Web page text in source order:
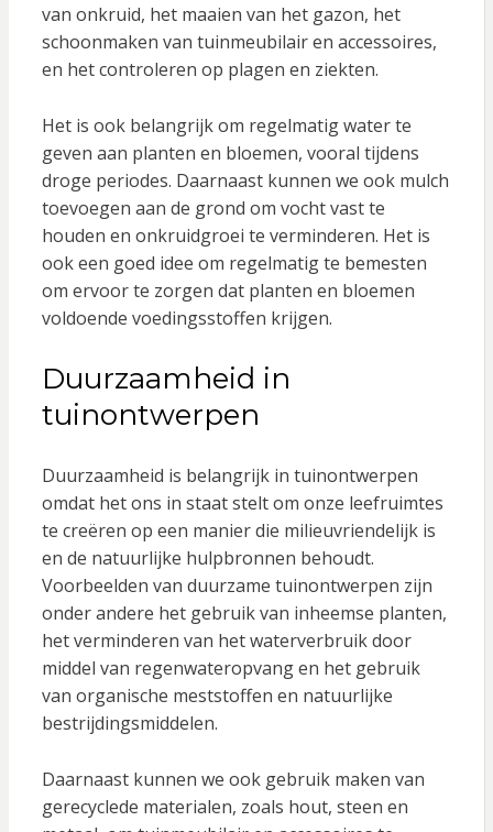
van onkruid, het maaien van het gazon, het
schoonmaken van tuinmeubilair en accessoires,
en het controleren op plagen en ziekten.
Het is ook belangrijk om regelmatig water te
geven aan planten en bloemen, vooral tijdens
droge periodes. Daarnaast kunnen we ook mulch
toevoegen aan de grond om vocht vast te
houden en onkruidgroei te verminderen. Het is
ook een goed idee om regelmatig te bemesten
om ervoor te zorgen dat planten en bloemen
voldoende voedingsstoffen krijgen.
Duurzaamheid in
tuinontwerpen
Duurzaamheid is belangrijk in tuinontwerpen
omdat het ons in staat stelt om onze leefruimtes
te creëren op een manier die milieuvriendelijk is
en de natuurlijke hulpbronnen behoudt.
Voorbeelden van duurzame tuinontwerpen zijn
onder andere het gebruik van inheemse planten,
het verminderen van het waterverbruik door
middel van regenwateropvang en het gebruik
van organische meststoffen en natuurlijke
bestrijdingsmiddelen.
Daarnaast kunnen we ook gebruik maken van
gerecyclede materialen, zoals hout, steen en